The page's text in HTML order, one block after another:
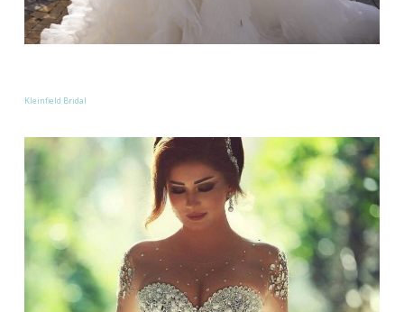
Kleinfield Bridal